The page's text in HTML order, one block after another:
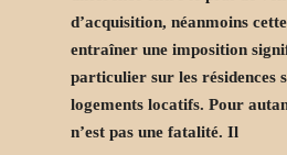
d’acquisition, néanmoins
entraîner une imposition
particulier sur les résidences
logements locatifs. Pour
n’est pas une fatalité. Il